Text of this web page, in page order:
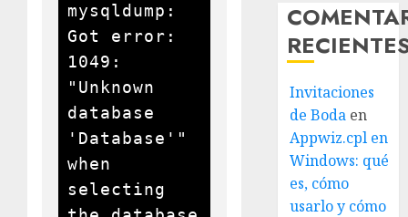
mysqldump:
Got error:
1049:
"Unknown
database
'Database'"
when
selecting
Invitaciones
de Boda en
Appwiz.cpl en
Windows: qué
es, cómo
usarlo y cómo